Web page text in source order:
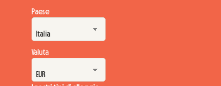
Paese
Valuta